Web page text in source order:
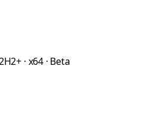
· x64 · Beta